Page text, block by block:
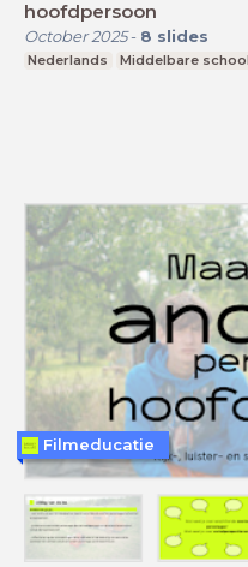
hoofdpersoon
October 2025- 8 slides
Nederlands Middelbare school
Filmeducatie